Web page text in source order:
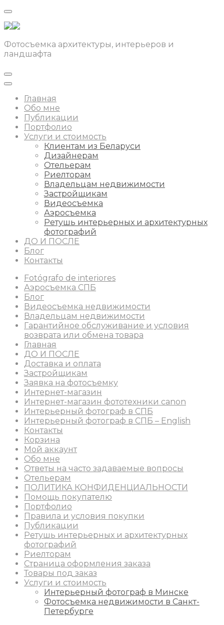
Фотосъемка архитектуры, интерьеров и
ландшафта
Главная
Обо мне
Публикации
Портфолио
Услуги и стоимость
Клиентам из Беларуси
Дизайнерам
Отельерам
Риелторам
Владельцам недвижимости
Застройщикам
Видеосъемка
Аэросъемка
Ретушь интерьерных и архитектурных
фотографий
ДО И ПОСЛЕ
Блог
Контакты
Fotógrafo de interiores
Аэросъемка СПБ
Блог
Видеосъемка недвижимости
Владельцам недвижимости
Гарантийное обслуживание и условия
возврата или обмена товара
Главная
ДО И ПОСЛЕ
Доставка и оплата
Застройщикам
Заявка на фотосъемку
Интернет-магазин
Интернет-магазин фототехники canon
Интерьерный фотограф в СПБ
Интерьерный фотограф в СПБ – English
Контакты
Корзина
Мой аккаунт
Обо мне
Ответы на часто задаваемые вопросы
Отельерам
ПОЛИТИКА КОНФИДЕНЦИАЛЬНОСТИ
Помощь покупателю
Портфолио
Правила и условия покупки
Публикации
Ретушь интерьерных и архитектурных
фотографий
Риелторам
Страница оформления заказа
Товары под заказ
Услуги и стоимость
Интерьерный фотограф в Минске
Фотосъемка недвижимости в Санкт-
Петербурге